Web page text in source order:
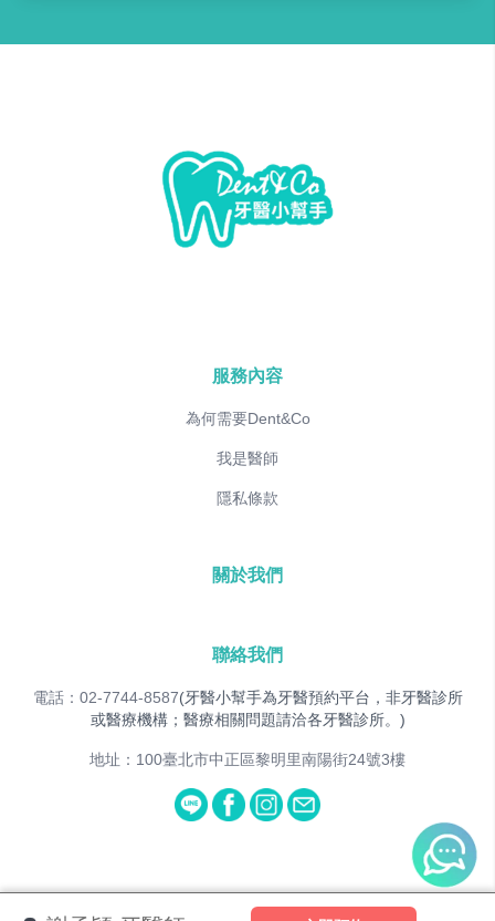
服務內容
為何需要Dent&Co
我是醫師
隱私條款
關於我們
聯絡我們
電話：02-7744-8587(牙醫小幫手為牙醫預約平台，非牙醫診所
或醫療機構；醫療相關問題請洽各牙醫診所。)
地址：100臺北市中正區黎明里南陽街24號3樓